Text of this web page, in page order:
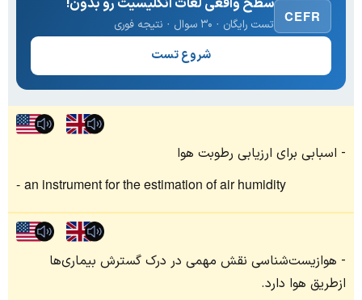
CEFR
سطح واقعی لغات انگلیسیت رو بدون!
تست رایگان · ۳۰ سوال · نتیجه فوری
شروع تست
اسبابی برای ارزیابی رطوبت هوا
an instrument for the estimation of air humidity
هوازیست‌شناسی نقش مهمی در درک گسترش بیماری‌ها
ازطریق هوا دارد.